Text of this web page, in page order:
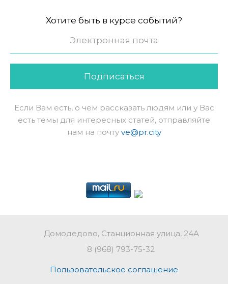
Хотите быть в курсе событий?
Подписаться
Если Вам есть, о чем рассказать людям или у Вас
есть темы для интересных статей, отправляйте
нам на почту ve@pr.city
Домодедово, Станционная улица, 24А
8 (968) 793-75-32
Пользовательское соглашение